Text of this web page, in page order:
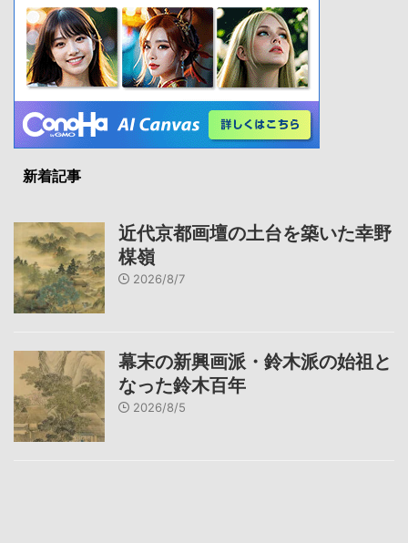
新着記事
近代京都画壇の土台を築いた幸野
楳嶺
2026/8/7
幕末の新興画派・鈴木派の始祖と
なった鈴木百年
2026/8/5